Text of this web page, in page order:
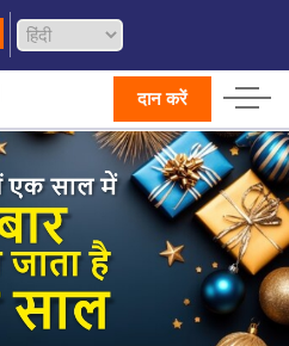
दान करें